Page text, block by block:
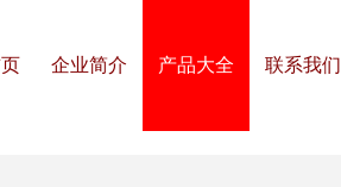
企业简介 产品大全 联系我们